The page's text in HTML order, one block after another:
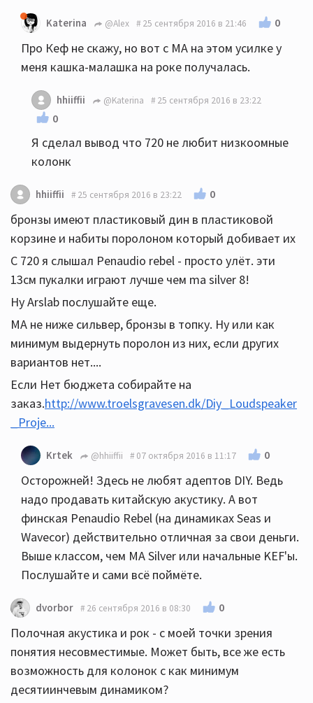
Katerina @Alex 25 сентября 2016 в 21:46 0
Про Кеф не скажу, но вот с МА на этом усилке у
меня кашка-малашка на роке получалась.
hhiiffii @Katerina 25 сентября 2016 в 23:22
0
Я сделал вывод что 720 не любит низкоомные
колонк
hhiiffii 25 сентября 2016 в 23:22 0
бронзы имеют пластиковый дин в пластиковой
корзине и набиты поролоном который добивает их
С 720 я слышал Penaudio rebel - просто улёт. эти
13см пукалки играют лучше чем ma silver 8!
Ну Arslab послушайте еще.
MA не ниже сильвер, бронзы в топку. Ну или как
минимум выдернуть поролон из них, если других
вариантов нет....
Если Нет бюджета собирайте на
заказ.http://www.troelsgravesen.dk/Diy_Loudspeaker
_Proje...
Krtek @hhiiffii 07 октября 2016 в 11:17 0
Осторожней! Здесь не любят адептов DIY. Ведь
надо продавать китайскую акустику. А вот
финская Penaudio Rebel (на динамиках Seas и
Wavecor) действительно отличная за свои деньги.
Выше классом, чем MA Silver или начальные KEF'ы.
Послушайте и сами всё поймёте.
dvorbor 26 сентября 2016 в 08:30 0
Полочная акустика и рок - с моей точки зрения
понятия несовместимые. Может быть, все же есть
возможность для колонок с как минимум
десятиинчевым динамиком?